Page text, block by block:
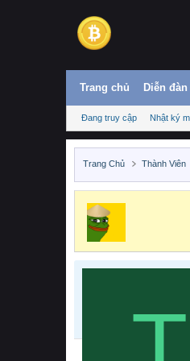
Trang chủ Diễn đàn
Đang truy cập Nhật ký
Trang Chủ Thành Viên